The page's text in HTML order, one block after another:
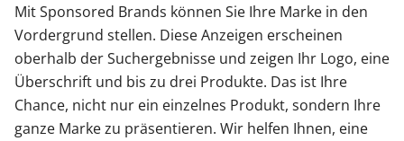
Mit Sponsored Brands können Sie Ihre Marke in den
Vordergrund stellen. Diese Anzeigen erscheinen
oberhalb der Suchergebnisse und zeigen Ihr Logo, eine
Überschrift und bis zu drei Produkte. Das ist Ihre
Chance, nicht nur ein einzelnes Produkt, sondern Ihre
ganze Marke zu präsentieren. Wir helfen Ihnen, eine